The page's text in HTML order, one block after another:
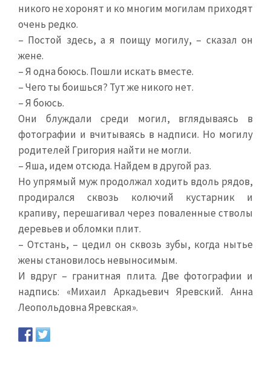
никого не хоронят и ко многим могилам приходят
очень редко.
– Постой здесь, а я поищу могилу, – сказал он
жене.
– Я одна боюсь. Пошли искать вместе.
– Чего ты боишься? Тут же никого нет.
– Я боюсь.
Они блуждали среди могил, вглядываясь в
фотографии и вчитываясь в надписи. Но могилу
родителей Григория найти не могли.
– Яша, идем отсюда. Найдем в другой раз.
Но упрямый муж продолжал ходить вдоль рядов,
продирался сквозь колючий кустарник и
крапиву, перешагивал через поваленные стволы
деревьев и обломки плит.
– Отстань, – цедил он сквозь зубы, когда нытье
жены становилось невыносимым.
И вдруг – гранитная плита. Две фотографии и
надпись: «Михаил Аркадьевич Яревский. Анна
Леопольдовна Яревская».